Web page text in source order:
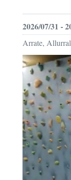
2026/07/31 -
Arrate,